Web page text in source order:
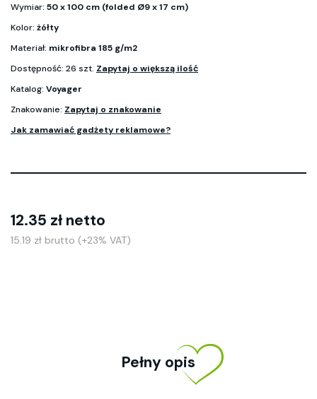
Wymiar: 50 x 100 cm (folded Ø9 x 17 cm)
Kolor: żółty
Materiał: mikrofibra 185 g/m2
Dostępność: 26 szt. Zapytaj o większą ilość
Katalog: Voyager
Znakowanie: Zapytaj o znakowanie
Jak zamawiać gadżety reklamowe?
12.35 zł netto
15.19 zł brutto (+23% VAT)
Pełny opis